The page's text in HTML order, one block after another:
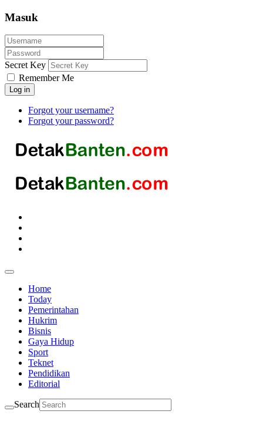
Masuk
Secret Key
Remember Me
Log in
Forgot your username?
Forgot your password?
Home
Today
Pemerintahan
Hukrim
Bisnis
Gaya Hidup
Sport
Teknet
Pendidikan
Editorial
Search